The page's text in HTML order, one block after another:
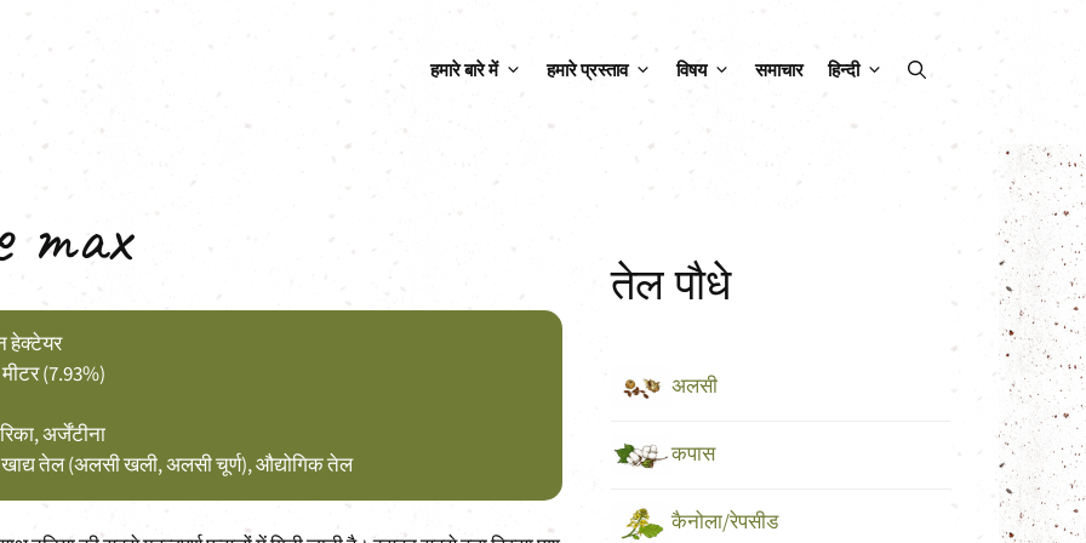
हमारे बारे में हमारे प्रस्ताव विषय समाचार हिन्दी
max
हेक्टेयर
मीटर (7.93%)
अर्जेंटीना
खाद्य तेल (अलसी खली, अलसी चूर्ण), औद्योगिक तेल
तेल पौधे
अलसी
कपास
कैनोला/रेपसीड